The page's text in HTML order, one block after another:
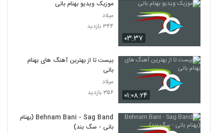
۰۳:۳۷
موزیک ویدیو بهنام بانی
میلاد
۳۴۴ بازدید
۰۱:۰۸:۲۴
بیست تا از بهترین آهنگ های بهنام
بانی
میلاد
۳۵۶ بازدید
Behnam Bani - Sag Band (بهنام
بانی - سگ بند)